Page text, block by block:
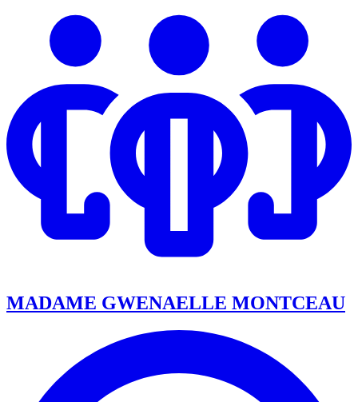
MADAME GWENAELLE MONTCEAU